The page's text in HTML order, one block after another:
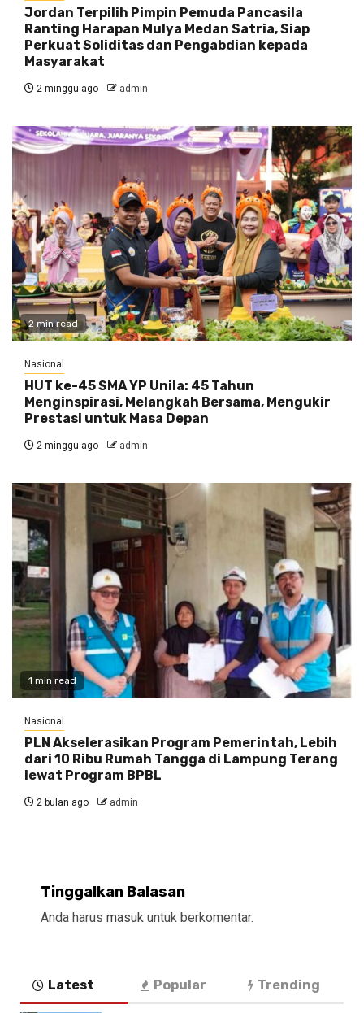
Jordan Terpilih Pimpin Pemuda Pancasila
Ranting Harapan Mulya Medan Satria, Siap
Perkuat Soliditas dan Pengabdian kepada
Masyarakat
2 minggu ago admin
2 min read
Nasional
HUT ke-45 SMA YP Unila: 45 Tahun
Menginspirasi, Melangkah Bersama, Mengukir
Prestasi untuk Masa Depan
2 minggu ago admin
1 min read
Nasional
PLN Akselerasikan Program Pemerintah, Lebih
dari 10 Ribu Rumah Tangga di Lampung Terang
lewat Program BPBL
2 bulan ago admin
Tinggalkan Balasan
Anda harus masuk untuk berkomentar.
Latest Popular Trending